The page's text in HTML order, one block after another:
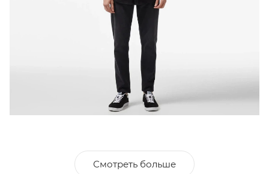
Смотреть больше